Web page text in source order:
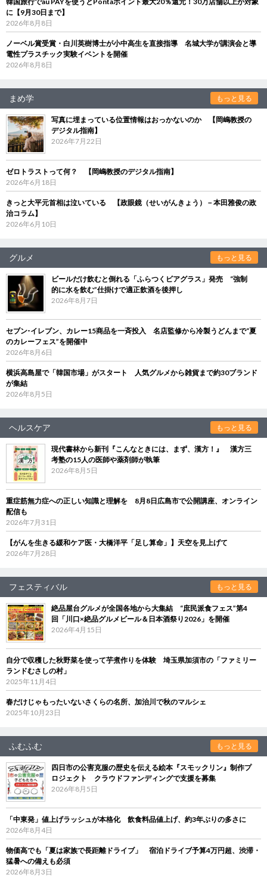
に【9月30日まで】
2026年8月8日
ノーベル賞受賞・白川英樹博士が小中高生を直接指導 名城大学が講演会と導
電性プラスチック実験イベントを開催
2026年8月8日
まめ学 もっと見る
写真に埋まっている位置情報はおっかないのか 【岡嶋教授の
デジタル指南】
2026年7月22日
ゼロトラストって何？ 【岡嶋教授のデジタル指南】
2026年6月18日
きっと大平元首相は泣いている 【政眼鏡（せいがんきょう）－本田雅俊の政
治コラム】
2026年6月10日
グルメ もっと見る
ビールだけ飲むと倒れる「ふらつくビアグラス」発売 “強制
的に水を飲む”仕掛けで適正飲酒を後押し
2026年8月7日
セブン‐イレブン、カレー15商品を一斉投入 名店監修から冷製うどんまで“夏
のカレーフェス”を開催中
2026年8月6日
横浜高島屋で「韓国市場」がスタート 人気グルメから雑貨まで約30ブランド
が集結
2026年8月5日
ヘルスケア もっと見る
現代書林から新刊『こんなときには、まず、漢方！』 漢方三
考塾の15人の医師や薬剤師が執筆
2026年8月5日
重症筋無力症への正しい知識と理解を 8月8日広島市で公開講座、オンライン
配信も
2026年7月31日
【がんを生きる緩和ケア医・大橋洋平「足し算命」】天空を見上げて
2026年7月28日
フェスティバル もっと見る
絶品屋台グルメが全国各地から大集結 “庶民派食フェス”第4
回「川口×絶品グルメビール＆日本酒祭り2026」を開催
2026年4月15日
自分で収穫した秋野菜を使って芋煮作りを体験 埼玉県加須市の「ファミリー
ランドむさしの村」
2025年11月4日
春だけじゃもったいないさくらの名所、加治川で秋のマルシェ
2025年10月23日
ふむふむ もっと見る
四日市の公害克服の歴史を伝える絵本『スモックリン』制作プ
ロジェクト クラウドファンディングで支援を募集
2026年8月5日
「中東発」値上げラッシュが本格化 飲食料品値上げ、約3年ぶりの多さに
2026年8月4日
物価高でも「夏は家族で長距離ドライブ」 宿泊ドライブ予算4万円超、渋滞・
猛暑への備えも必須
2026年8月3日